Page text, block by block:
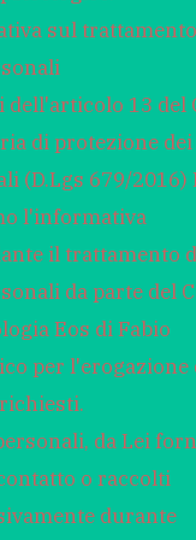
sul
dell'articolo 13 del
di protezione
(D.Lgs 679/2016)
l'informativa
il trattamento
da parte del
Eos di Fabio
per l'erogazione
da Lei
o raccolti
durante